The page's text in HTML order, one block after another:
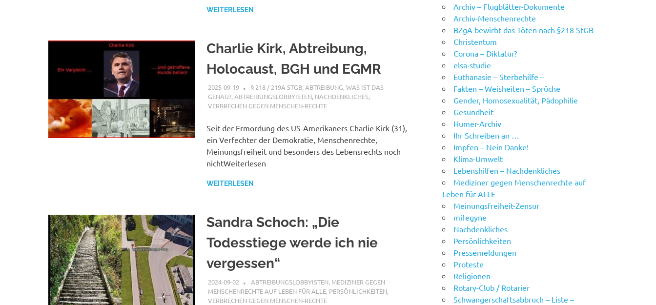
WEITERLESEN
Charlie Kirk, Abtreibung,
Holocaust, BGH und EGMR
2025-09-19 XX
§ 218 / 219A STGB,ABTREIBUNG, WAS IST DAS
GENAU?,ABTREIBUNGSLOBBYISTEN, NACHDENKLICHES,
VERBRECHEN GEGEN MENSCHEN-RECHTE
Seit der Ermordung des US-Amerikaners Charlie Kirk (31),
ein Verfechter der Demokratie, Menschenrechte,
Meinungsfreiheit und besonders des Lebensrechts noch
nichtWeiterlesen
WEITERLESEN
Sandra Schoch: „Die
Todesstiege werde ich nie
vergessen“
2024-09-02 XX
ABTREIBUNGSLOBBYISTEN, MEDIZINER GEGEN
MENSCHENRECHTE AUF LEBEN FÜR ALLE, PERSÖNLICHKEITEN,
VERBRECHEN GEGEN MENSCHEN-RECHTE
Archiv – Flugblätter-Dokumente
Archiv-Menschenrechte
BZgA bewirbt das Töten nach §218 StGB
Christentum
Corona – Diktatur?
elsa-studie
Euthanasie – Sterbehilfe –
Fakten – Weisheiten – Sprüche
Gender, Homosexualität, Pädophilie
Gesundheit
Humer-Archiv
Ihr Schreiben an …
Impfen – Nein Danke!
Klima-Umwelt
Lebenshilfen – Nachdenkliches
Mediziner gegen Menschenrechte auf
Leben für ALLE
Meinungsfreiheit-Zensur
mifegyne
Nachdenkliches
Persönlichkeiten
Pressemeldungen
Proteste
Religionen
Rotary-Club / Rotarier
Schwangerschaftsabbruch – Liste –